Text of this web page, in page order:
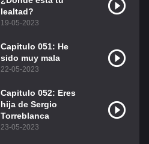
lealtad?
19-05-2023
Capitulo 051: He
sido muy mala
22-05-2023
Capitulo 052: Eres
hija de Sergio
Torreblanca
23-05-2023